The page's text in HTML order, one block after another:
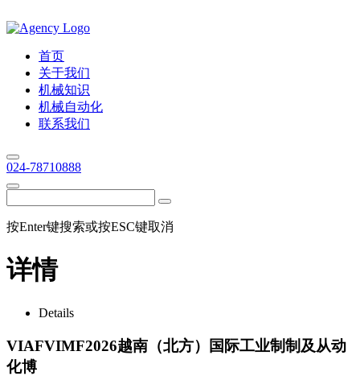
首页
关于我们
机械知识
机械自动化
联系我们
024-78710888
按Enter键搜索或按ESC键取消
详情
Details
VIAFVIMF2026越南（北方）国际工业制制及从动
化博